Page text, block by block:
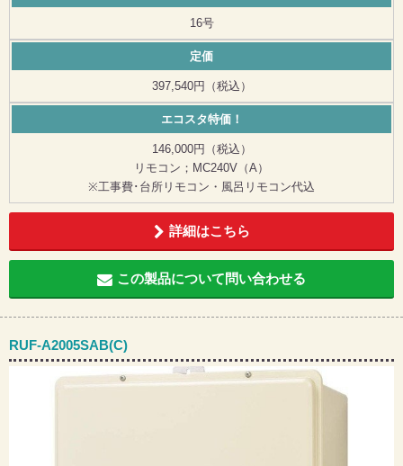
16号
定価
397,540円（税込）
エコスタ特価！
146,000円（税込）
リモコン；MC240V（A）
※工事費･台所リモコン・風呂リモコン代込
詳細はこちら
この製品について問い合わせる
RUF-A2005SAB(C)